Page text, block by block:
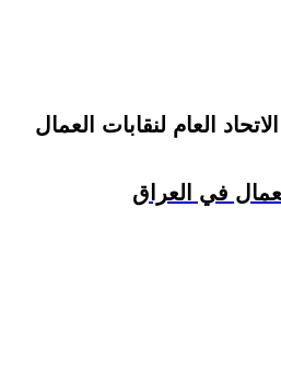
العام لنقابات العمال
في العراق